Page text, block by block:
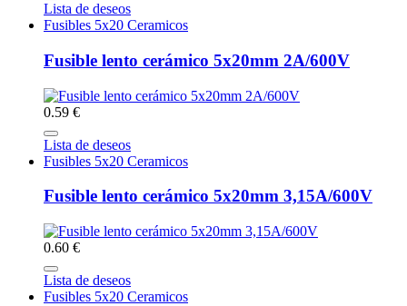
Lista de deseos
Fusibles 5x20 Ceramicos
Fusible lento cerámico 5x20mm 2A/600V
0.59 €
Lista de deseos
Fusibles 5x20 Ceramicos
Fusible lento cerámico 5x20mm 3,15A/600V
0.60 €
Lista de deseos
Fusibles 5x20 Ceramicos